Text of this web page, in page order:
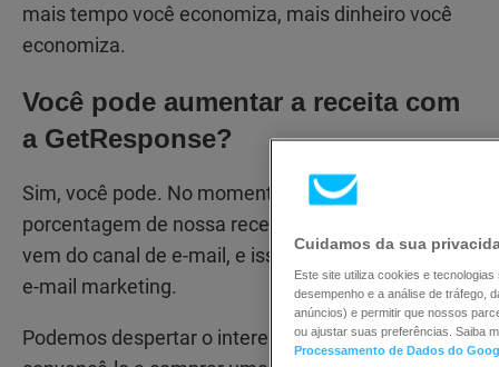
mais tempo você economiza, mais dinheiro você
economiza.
Você pode aumentar a receita com
a GetResponse?
Sim, você pode. No momento, uma boa
porcentagem de nossa receita de marketing digital
vem do canal de e-mail, e isso enfatiza o poder do
e-mail marketing.
Podemos despertar o interesse do cliente e
Cuidamos da sua
Este site utiliza cookies e
desempenho e a análise de tráfego,
anúncios) e permitir que nossos
ou ajustar suas preferências. Saiba
Processamento de Dados do